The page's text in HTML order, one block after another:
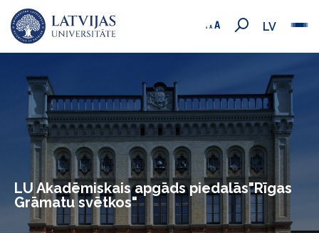
LV
LU Akadēmiskais apgāds piedalās"Rīgas
Grāmatu svētkos"